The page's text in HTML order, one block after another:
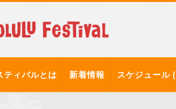
ティバルとは 新着情報 スケジュール